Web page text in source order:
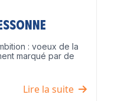
: voeux de la
marqué par de
Lire la suite